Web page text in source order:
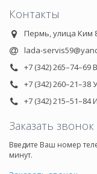
Контакты
Пермь, улица Ким
lada-
+7 (342) 265–74–69
+7 (342) 260–21–38
+7 (342) 215–51–84
Заказать звонок
Введите Ваш номер
минут.